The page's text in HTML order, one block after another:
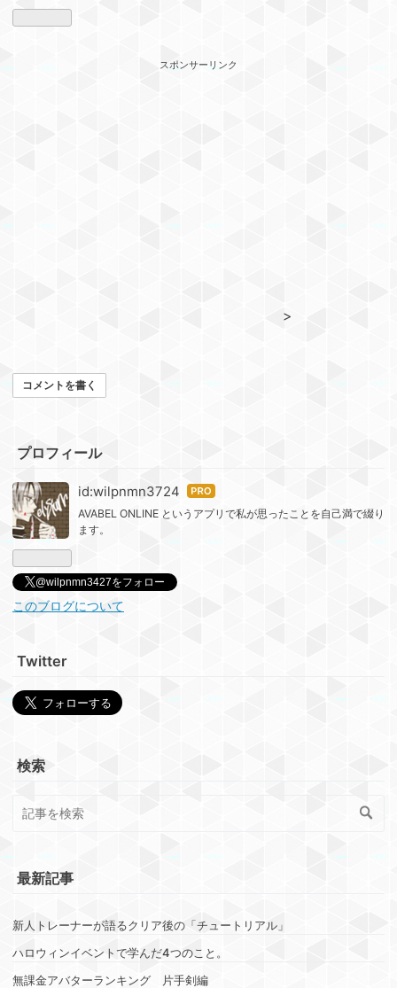
スポンサーリンク
>
コメントを書く
プロフィール
id:wilpnmn3724 はて
なブ
AVABEL ONLINE というアプリで私が思ったことを自己満で綴り
ます。
@wilpnmn3427をフォロー
このブログについて
Twitter
検索
最新記事
新人トレーナーが語るクリア後の「チュートリアル」
ハロウィンイベントで学んだ4つのこと。
無課金アバターランキング 片手剣編